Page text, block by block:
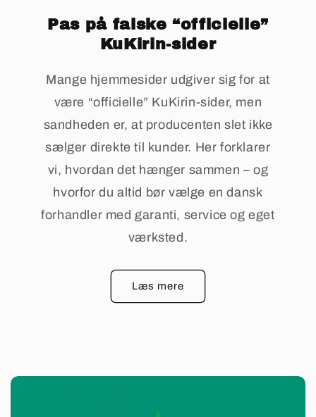
Pas på falske “officielle”
KuKirin-sider
Mange hjemmesider udgiver sig for at
være “officielle” KuKirin-sider, men
sandheden er, at producenten slet ikke
sælger direkte til kunder. Her forklarer
vi, hvordan det hænger sammen – og
hvorfor du altid bør vælge en dansk
forhandler med garanti, service og eget
værksted.
Læs mere